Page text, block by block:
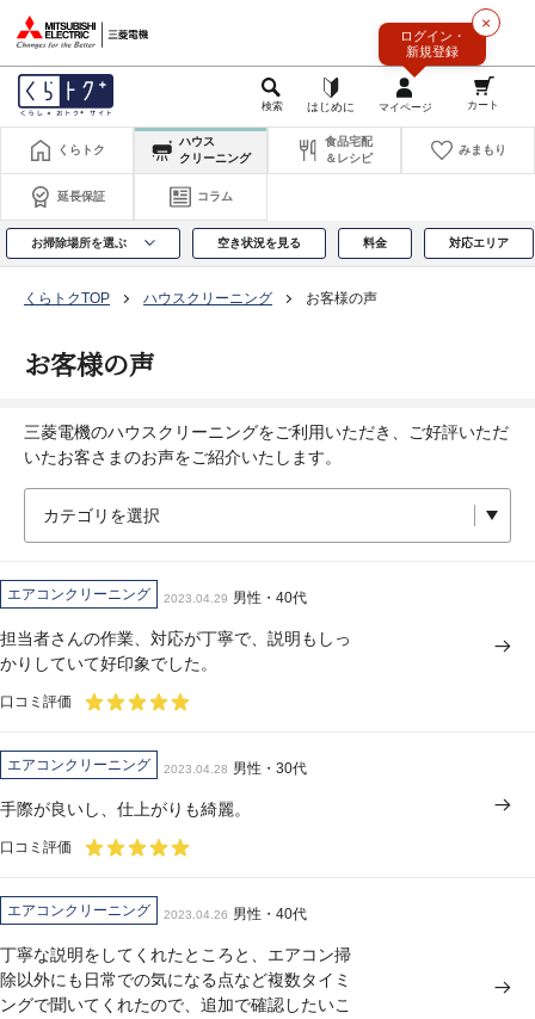
×
ログイン・
新規登録
くらトク
ハウス
クリーニング
食品宅配
＆レシピ
みまもり
延長保証 コラム
お掃除場所を選ぶ 空き状況を見る 料金 対応エリア
くらトクTOP ハウスクリーニング お客様の声
お客様の声
三菱電機のハウスクリーニングをご利用いただき、ご好評いただ
いたお客さまのお声をご紹介いたします。
エアコンクリーニング 2023.04.29 男性・40代
担当者さんの作業、対応が丁寧で、説明もしっ
かりしていて好印象でした。
口コミ評価
エアコンクリーニング 2023.04.28 男性・30代
手際が良いし、仕上がりも綺麗。
口コミ評価
エアコンクリーニング 2023.04.26 男性・40代
丁寧な説明をしてくれたところと、エアコン掃
除以外にも日常での気になる点など複数タイミ
ングで聞いてくれたので、追加で確認したいこ